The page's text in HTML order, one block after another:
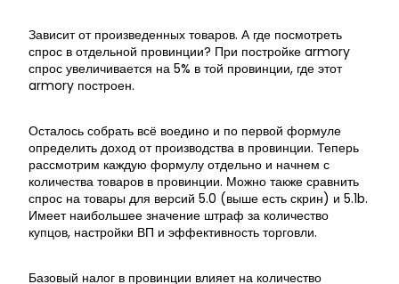
Зависит от произведенных товаров. А где посмотреть
спрос в отдельной провинции? При постройке armory
спрос увеличивается на 5% в той провинции, где этот
armory построен.
Осталось собрать всё воедино и по первой формуле
определить доход от производства в провинции. Теперь
рассмотрим каждую формулу отдельно и начнем с
количества товаров в провинции. Можно также сравнить
спрос на товары для версий 5.0 (выше есть скрин) и 5.1b.
Имеет наибольшее значение штраф за количество
купцов, настройки ВП и эффективность торговли.
Базовый налог в провинции влияет на количество